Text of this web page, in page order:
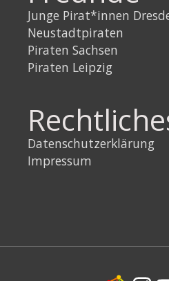
Junge Pirat*innen
Neustadtpiraten
Piraten Sachsen
Piraten Leipzig
Datenschutzerklärung
Impressum